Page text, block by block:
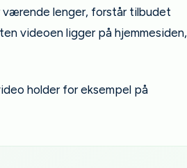
værende lenger, forstår tilbudet
videoen ligger på hjemmesiden,
holder for eksempel på